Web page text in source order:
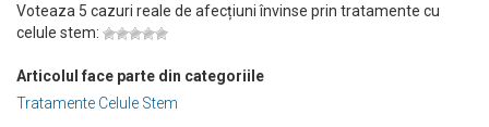
Voteaza 5 cazuri reale de afecțiuni învinse prin tratamente cu
celule stem:
Articolul face parte din categoriile
Tratamente Celule Stem